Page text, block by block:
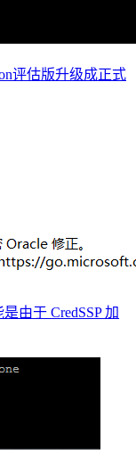
评估版升级成正式
由于 CredSSP 加